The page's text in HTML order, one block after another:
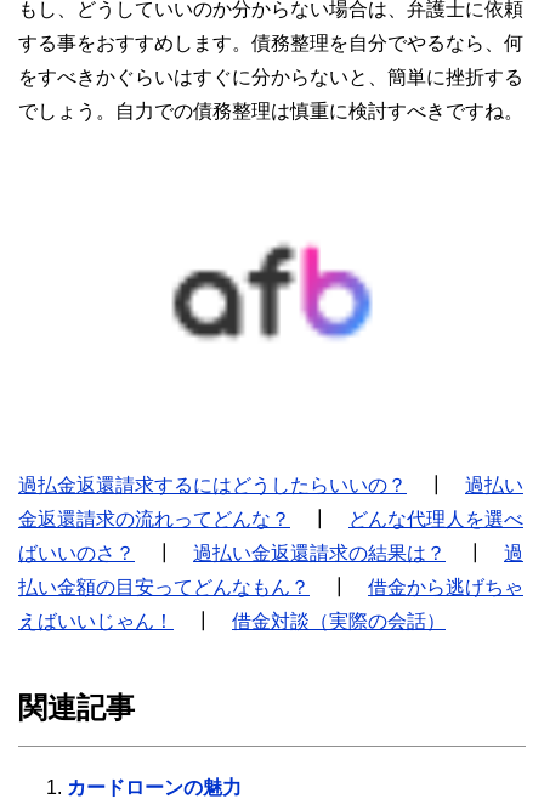
もし、どうしていいのか分からない場合は、弁護士に依頼
する事をおすすめします。債務整理を自分でやるなら、何
をすべきかぐらいはすぐに分からないと、簡単に挫折する
でしょう。自力での債務整理は慎重に検討すべきですね。
過払金返還請求するにはどうしたらいいの？
過払い
金返還請求の流れってどんな？
どんな代理人を選べ
ばいいのさ？
過払い金返還請求の結果は？
過
払い金額の目安ってどんなもん？
借金から逃げちゃ
えばいいじゃん！
借金対談（実際の会話）
関連記事
カードローンの魅力